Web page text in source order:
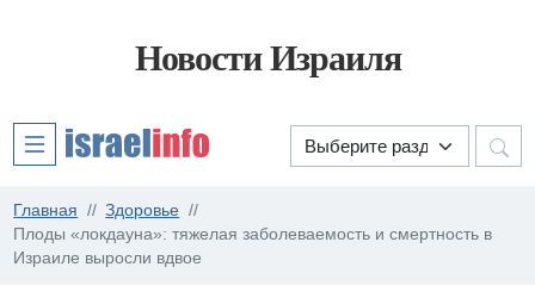
Новости Израиля
Главная
Здоровье
Плоды «локдауна»: тяжелая заболеваемость и смертность в
Израиле выросли вдвое